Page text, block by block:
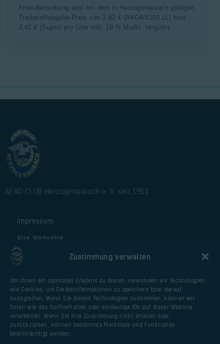
Zustimmung verwalten
Um Ihnen ein optimales Erlebnis zu bieten, verwenden wir Technologien
wie Cookies, um Geräteinformationen zu speichern bzw. darauf
zuzugreifen. Wenn Sie diesen Technologien zustimmen, können wir
Daten wie das Surfverhalten oder eindeutige IDs auf dieser Website
verarbeiten. Wenn Sie Ihre Zustimmung nicht erteilen oder
zurückziehen, können bestimmte Merkmale und Funktionen
beeinträchtigt werden.
Fremdbetankung wird mit dem in Herzogenaurach gültigen
Treibstoffabgabe-Preis von 2,82 € (AVGAS100 LL) bzw.
2,42 € (Super) pro Liter inkl. 19 % MwSt. vergütet.
AERO-CLUB Herzogenaurach e. V. seit 1951.
Impressum
Alte Webseite
Cookie-Richtlinie (EU)
Nützliche Seiten
Webseite Flugplatz
Vereinsfliegerportal
Huberschrauberschulung.de